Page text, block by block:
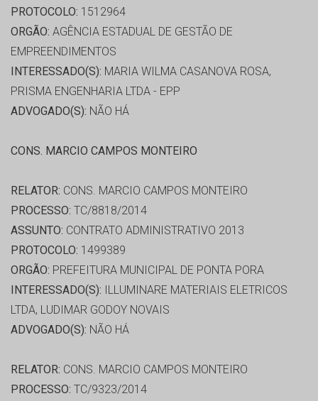
PROTOCOLO: 1512964
ORGÃO: AGÊNCIA ESTADUAL DE GESTÃO DE
EMPREENDIMENTOS
INTERESSADO(S): MARIA WILMA CASANOVA ROSA,
PRISMA ENGENHARIA LTDA - EPP
ADVOGADO(S): NÃO HÁ
CONS. MARCIO CAMPOS MONTEIRO
RELATOR: CONS. MARCIO CAMPOS MONTEIRO
PROCESSO: TC/8818/2014
ASSUNTO: CONTRATO ADMINISTRATIVO 2013
PROTOCOLO: 1499389
ORGÃO: PREFEITURA MUNICIPAL DE PONTA PORA
INTERESSADO(S): ILLUMINARE MATERIAIS ELETRICOS
LTDA, LUDIMAR GODOY NOVAIS
ADVOGADO(S): NÃO HÁ
RELATOR: CONS. MARCIO CAMPOS MONTEIRO
PROCESSO: TC/9323/2014